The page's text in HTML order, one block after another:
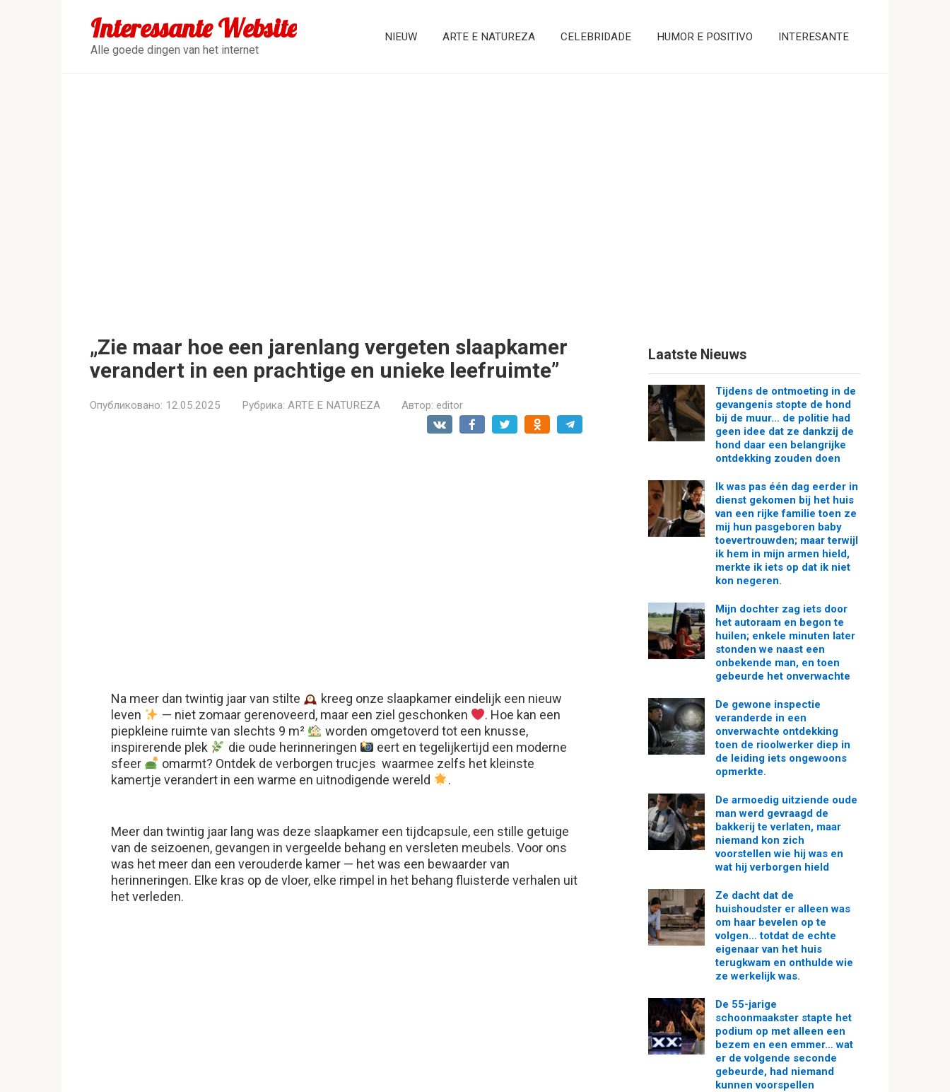
Interessante Website
Alle goede dingen van het internet
NIEUW ARTE E NATUREZA CELEBRIDADE HUMOR E POSITIVO INTERESANTE
„Zie maar hoe een jarenlang vergeten slaapkamer
verandert in een prachtige en unieke leefruimte”
Опубликовано: 12.05.2025 Рубрика: ARTE E NATUREZA Автор: editor
Na meer dan twintig jaar van stilte
kreeg onze slaapkamer eindelijk een nieuw
leven
— niet zomaar gerenoveerd, maar een ziel geschonken
. Hoe kan een
piepkleine ruimte van slechts 9 m²
worden omgetoverd tot een knusse,
inspirerende plek
die oude herinneringen
eert en tegelijkertijd een moderne
sfeer
omarmt? Ontdek de verborgen trucjes waarmee zelfs het kleinste
kamertje verandert in een warme en uitnodigende wereld
.
Meer dan twintig jaar lang was deze slaapkamer een tijdcapsule, een stille getuige
van de seizoenen, gevangen in vergeelde behang en versleten meubels. Voor ons
was het meer dan een verouderde kamer — het was een bewaarder van
herinneringen. Elke kras op de vloer, elke rimpel in het behang fluisterde verhalen uit
het verleden.
Laatste Nieuws
Tijdens de ontmoeting in de
gevangenis stopte de hond
bij de muur… de politie had
geen idee dat ze dankzij de
hond daar een belangrijke
ontdekking zouden doen
Ik was pas één dag eerder in
dienst gekomen bij het huis
van een rijke familie toen ze
mij hun pasgeboren baby
toevertrouwden; maar terwijl
ik hem in mijn armen hield,
merkte ik iets op dat ik niet
kon negeren.
Mijn dochter zag iets door
het autoraam en begon te
huilen; enkele minuten later
stonden we naast een
onbekende man, en toen
gebeurde het onverwachte
De gewone inspectie
veranderde in een
onverwachte ontdekking
toen de rioolwerker diep in
de leiding iets ongewoons
opmerkte.
De armoedig uitziende oude
man werd gevraagd de
bakkerij te verlaten, maar
niemand kon zich
voorstellen wie hij was en
wat hij verborgen hield
Ze dacht dat de
huishoudster er alleen was
om haar bevelen op te
volgen… totdat de echte
eigenaar van het huis
terugkwam en onthulde wie
ze werkelijk was.
De 55-jarige
schoonmaakster stapte het
podium op met alleen een
bezem en een emmer… wat
er de volgende seconde
gebeurde, had niemand
kunnen voorspellen